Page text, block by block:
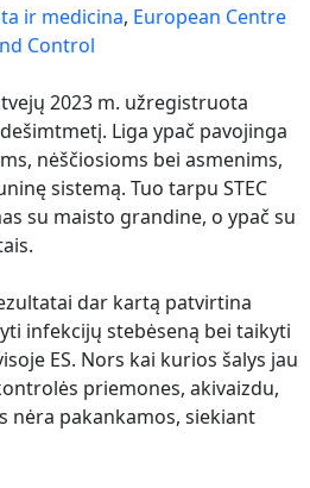
ir medicina, European Centre
Control
2023 m. užregistruota
Liga ypač pavojinga
nėščiosioms bei asmenims,
sistemą. Tuo tarpu STEC
su maisto grandine, o ypač su
dar kartą patvirtina
infekcijų stebėseną bei taikyti
ES. Nors kai kurios šalys jau
priemones, akivaizdu,
nėra pakankamos, siekiant